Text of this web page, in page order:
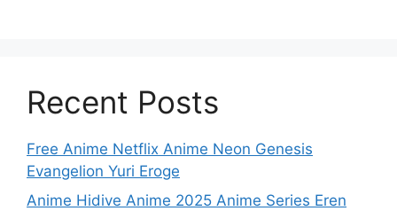
Recent Posts
Free Anime Netflix Anime Neon Genesis
Evangelion Yuri Eroge
Anime Hidive Anime 2025 Anime Series Eren